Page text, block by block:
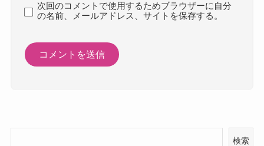
次回のコメントで使用するためブラウザーに自分
の名前、メールアドレス、サイトを保存する。
検索